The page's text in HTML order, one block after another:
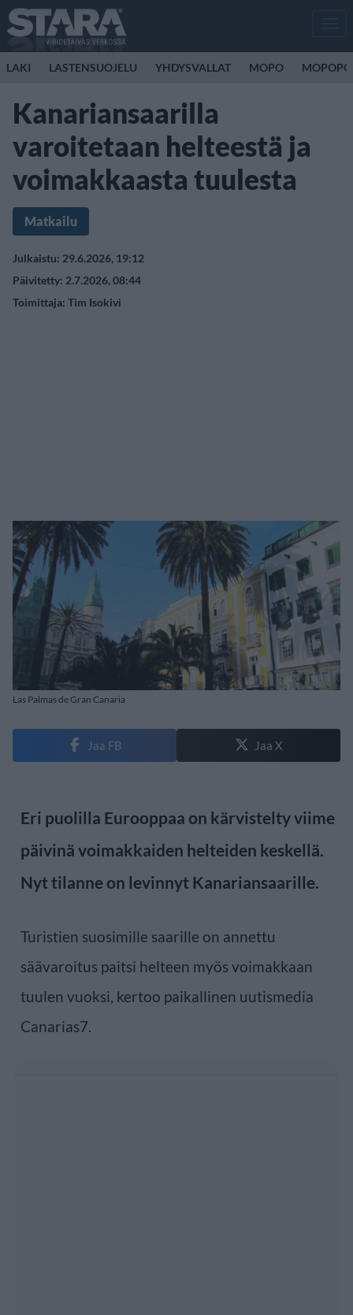
LAKI LASTENSUOJELU YHDYSVALLAT MOPO
Kanariansaarilla
varoitetaan helteestä ja
voimakkaasta tuulesta
Matkailu
Julkaistu: 29.6.2026, 19:12
Päivitetty: 2.7.2026, 08:44
Toimittaja: Tim Isokivi
Las Palmas de Gran Canaria
Jaa FB Jaa X
Eri puolilla Eurooppaa on kärvistelty viime
päivinä voimakkaiden helteiden keskellä.
Nyt tilanne on levinnyt Kanariansaarille.
Turistien suosimille saarille on annettu
säävaroitus paitsi helteen myös voimakkaan
tuulen vuoksi, kertoo paikallinen uutismedia
Canarias7.